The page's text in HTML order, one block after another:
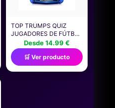
TOP TRUMPS QUIZ
JUGADORES DE FÚTBOL
- JUEGOS INFANTILES:
TRIVIA PARA 2+
JUGADORES DESDE 8
AÑOS - ¡ADIVINA
PREGUNTAS SOBRE TUS
Desde 14.99 €
🛒 Ver producto